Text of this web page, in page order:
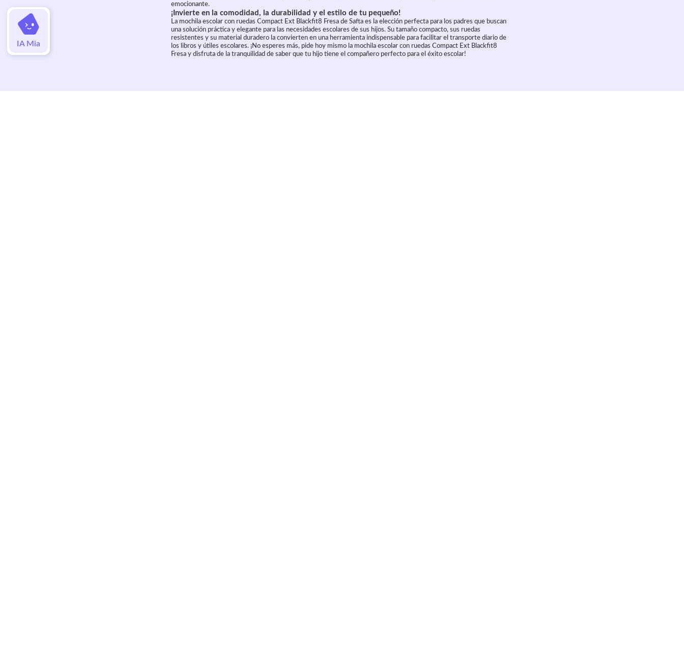
IA Mia
emocionante.
¡Invierte en la comodidad, la durabilidad y el estilo de tu pequeño!
La mochila escolar con ruedas Compact Ext Blackfit8 Fresa de Safta es la elección perfecta para los padres que buscan
una solución práctica y elegante para las necesidades escolares de sus hijos. Su tamaño compacto, sus ruedas
resistentes y su material duradero la convierten en una herramienta indispensable para facilitar el transporte diario de
los libros y útiles escolares. ¡No esperes más, pide hoy mismo la mochila escolar con ruedas Compact Ext Blackfit8
Fresa y disfruta de la tranquilidad de saber que tu hijo tiene el compañero perfecto para el éxito escolar!